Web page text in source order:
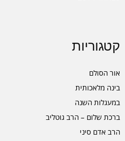
קטגוריות
אור הסולם
בינה מלאכותית
במעגלות השנה
ברכת שלום – הרב גוטליב
הרב אדם סיני